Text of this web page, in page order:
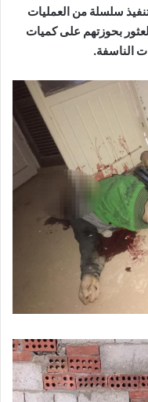
لتنفيذ سلسلة من العمليات
بحوزتهم على كميات
الناسفة.